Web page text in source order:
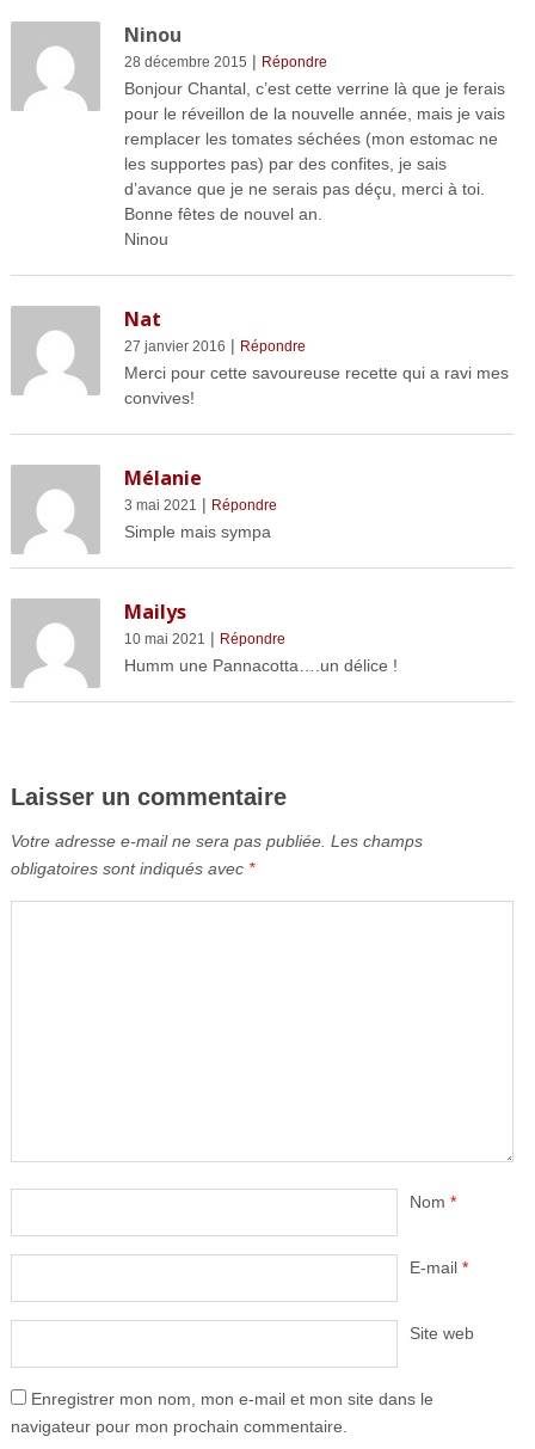
Ninou
28 décembre 2015 | Répondre
Bonjour Chantal, c’est cette verrine là que je ferais
pour le réveillon de la nouvelle année, mais je vais
remplacer les tomates séchées (mon estomac ne
les supportes pas) par des confites, je sais
d’avance que je ne serais pas déçu, merci à toi.
Bonne fêtes de nouvel an.
Ninou
Nat
27 janvier 2016 | Répondre
Merci pour cette savoureuse recette qui a ravi mes
convives!
Mélanie
3 mai 2021 | Répondre
Simple mais sympa
Mailys
10 mai 2021 | Répondre
Humm une Pannacotta….un délice !
Laisser un commentaire
Votre adresse e-mail ne sera pas publiée. Les champs
obligatoires sont indiqués avec *
Nom *
E-mail *
Site web
Enregistrer mon nom, mon e-mail et mon site dans le
navigateur pour mon prochain commentaire.